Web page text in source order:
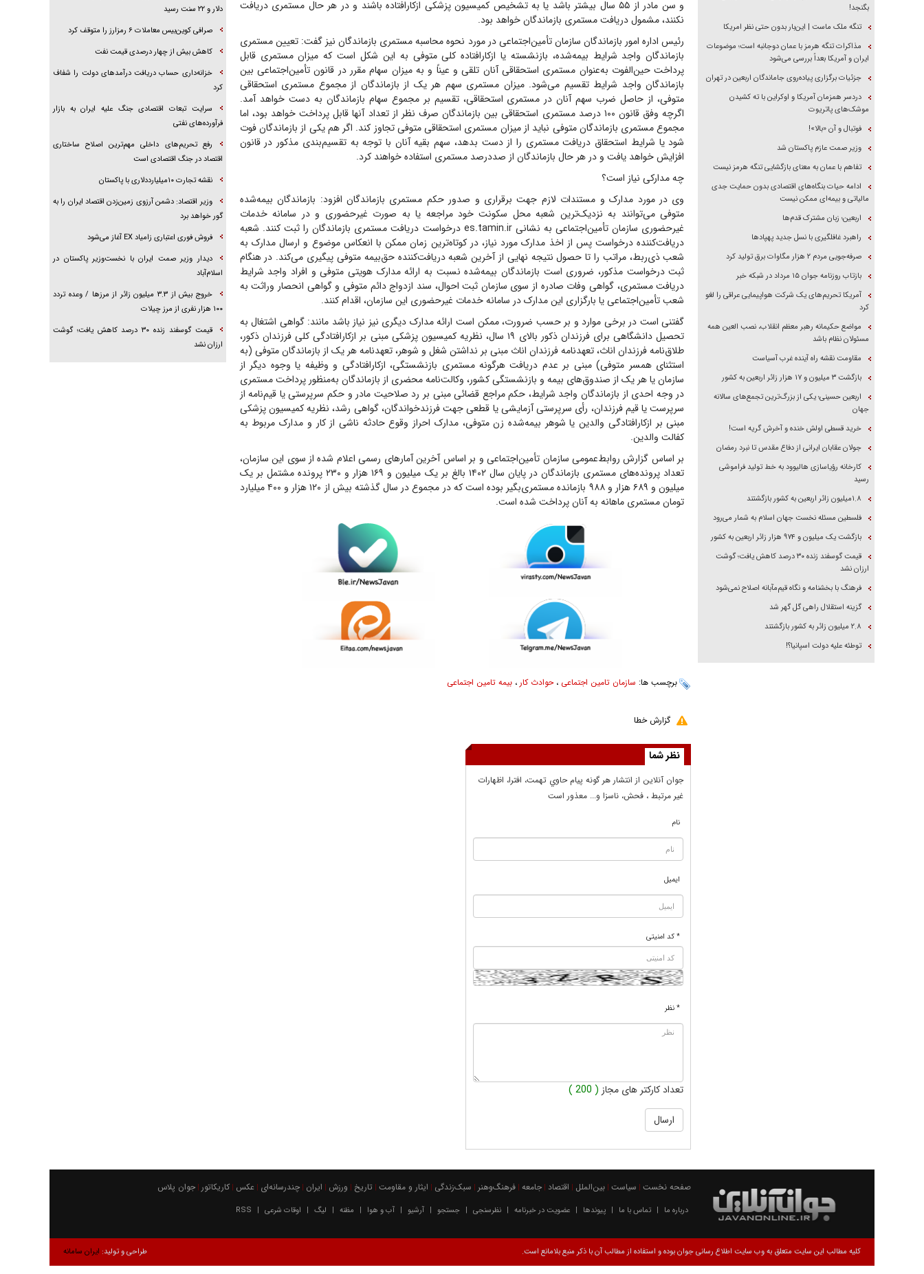
و سن مادر از ۵۵ سال بیشتر باشد یا به تشخیص کمیسیون پزشکی ازکارافتاده باشند و در هر حال مستمری دریافت
نکنند، مشمول دریافت مستمری بازماندگان خواهد بود.
رئیس اداره امور بازماندگان سازمان تأمین‌اجتماعی در مورد نحوه محاسبه مستمری بازماندگان نیز گفت: تعیین مستمری
بازماندگان واجد شرایط بیمه‌شده، بازنشسته یا ازکارافتاده کلی متوفی به این شکل است که میزان مستمری قابل
پرداخت حین‌الفوت به‌عنوان مستمری استحقاقی آنان تلقی و عیناً و به میزان سهام مقرر در قانون تأمین‌اجتماعی بین
بازماندگان واجد شرایط تقسیم می‌شود. میزان مستمری سهم هر یک از بازماندگان از مجموع مستمری استحقاقی
متوفی، از حاصل ضرب سهم آنان در مستمری استحقاقی، تقسیم بر مجموع سهام بازماندگان به دست خواهد آمد.
اگرچه وفق قانون ۱۰۰ درصد مستمری استحقاقی بین بازماندگان صرف نظر از تعداد آنها قابل پرداخت خواهد بود، اما
مجموع مستمری بازماندگان متوفی نباید از میزان مستمری استحقاقی متوفی تجاوز کند. اگر هم یکی از بازماندگان فوت
شود یا شرایط استحقاق دریافت مستمری را از دست بدهد، سهم بقیه آنان با توجه به تقسیم‌بندی مذکور در قانون
افزایش خواهد یافت و در هر حال بازماندگان از صددرصد مستمری استفاده خواهند کرد.
چه مدارکی نیاز است؟
وی در مورد مدارک و مستندات لازم جهت برقراری و صدور حکم مستمری بازماندگان افزود: بازماندگان بیمه‌شده
متوفی می‌توانند به نزدیک‌ترین شعبه محل سکونت خود مراجعه یا به صورت غیرحضوری و در سامانه خدمات
غیرحضوری سازمان تأمین‌اجتماعی به نشانی es.tamin.ir درخواست دریافت مستمری بازماندگان را ثبت کنند. شعبه
دریافت‌کننده درخواست پس از اخذ مدارک مورد نیاز، در کوتاه‌ترین زمان ممکن با انعکاس موضوع و ارسال مدارک به
شعب ذی‌ربط، مراتب را تا حصول نتیجه نهایی از آخرین شعبه دریافت‌کننده حق‌بیمه متوفی پیگیری می‌کند. در هنگام
ثبت درخواست مذکور، ضروری است بازماندگان بیمه‌شده نسبت به ارائه مدارک هویتی متوفی و افراد واجد شرایط
دریافت مستمری، گواهی وفات صادره از سوی سازمان ثبت احوال، سند ازدواج دائم متوفی و گواهی انحصار وراثت به
شعب تأمین‌اجتماعی یا بارگزاری این مدارک در سامانه خدمات غیرحضوری این سازمان، اقدام کنند.
گفتنی است در برخی موارد و بر حسب ضرورت، ممکن است ارائه مدارک دیگری نیز نیاز باشد مانند: گواهی اشتغال به
تحصیل دانشگاهی برای فرزندان ذکور بالای ۱۹ سال، نظریه کمیسیون پزشکی مبنی بر ازکارافتادگی کلی فرزندان ذکور،
طلاق‌نامه فرزندان اناث، تعهدنامه فرزندان اناث مبنی بر نداشتن شغل و شوهر، تعهدنامه هر یک از بازماندگان متوفی (به
استثنای همسر متوفی) مبنی بر عدم دریافت هرگونه مستمری بازنشستگی، ازکارافتادگی و وظیفه یا وجوه دیگر از
سازمان یا هر یک از صندوق‌های بیمه و بازنشستگی کشور، وکالت‌نامه محضری از بازماندگان به‌منظور پرداخت مستمری
در وجه احدی از بازماندگان واجد شرایط، حکم مراجع قضائی مبنی بر رد صلاحیت مادر و حکم سرپرستی یا قیم‌نامه از
سرپرست یا قیم فرزندان، رأی سرپرستی آزمایشی یا قطعی جهت فرزندخواندگان، گواهی رشد، نظریه کمیسیون پزشکی
مبنی بر ازکارافتادگی والدین یا شوهر بیمه‌شده زن متوفی، مدارک احراز وقوع حادثه ناشی از کار و مدارک مربوط به
کفالت والدین.
بر اساس گزارش روابط‌عمومی سازمان تأمین‌اجتماعی و بر اساس آخرین آمارهای رسمی اعلام شده از سوی این سازمان،
تعداد پرونده‌های مستمری بازماندگان در پایان سال ۱۴۰۲ بالغ بر یک میلیون و ۱۶۹ هزار و ۲۳۰ پرونده مشتمل بر یک
میلیون و ۶۸۹ هزار و ۹۸۸ بازمانده مستمری‌بگیر بوده است که در مجموع در سال گذشته بیش از ۱۲۰ هزار و ۴۰۰ میلیارد
تومان مستمری ماهانه به آنان پرداخت شده است.
برچسب ها: سازمان تامین اجتماعی ،حوادث کار، بیمه تامین اجتماعی
گزارش خطا
نظر شما
جوان آنلاين از انتشار هر گونه پيام حاوي تهمت، افترا، اظهارات
غير مرتبط ، فحش، ناسزا و... معذور است
نام
ایمیل
* کد امنیتی
* نظر
تعداد کارکتر های مجاز ( 200 )
بگنجد!
تنگه ملک ماست | این‌بار بدون حتی نظر امریکا
مذاکرات تنگه هرمز با عمان دوجانبه است؛ موضوعات
ایران و آمریکا بعداً بررسی می‌شود
جزئیات برگزاری پیاده‌روی جاماندگان اربعین در تهران
دردسر همزمان آمریکا و اوکراین با ته کشیدن
موشک‌های پاتریوت
فوتبال و آن «بالا»!
وزیر صمت عازم پاکستان شد
تفاهم با عمان به معنای بازگشایی تنگه هرمز نیست
ادامه حیات بنگاه‌های اقتصادی بدون حمایت جدی
مالیاتی و بیمه‌ای ممکن نیست
اربعین؛ زبان مشترک قدم‌ها
راهبرد غافلگیری با نسل جدید پهپاد‌ها
صرفه‌جویی مردم ۲ هزار مگاوات برق تولید کرد
بازتاب روزنامه جوان ۱۵ مرداد در شبکه خبر
آمریکا تحریم‌های یک شرکت هواپیمایی عراقی را لغو
کرد
مواضع حکیمانه رهبر معظم انقلاب، نصب العین همه
مسئولان نظام باشد
مقاومت نقشه راه آینده غرب آسیاست
بازگشت ۳ میلیون و ۱۷ هزار زائر اربعین به کشور
اربعین حسینی؛ یکی از بزرگ‌ترین تجمع‌های سالانه
جهان
خرید قسطی اولش خنده و آخرش گریه است!
جولان عقابان ایرانی از دفاع مقدس تا نبرد رمضان
کارخانه رؤیاسازی هالیوود به خط تولید فراموشی
رسید
۱.۸میلیون زائر اربعین به کشور بازگشتند
فلسطین مسئله نخست جهان اسلام به شمار می‌رود
بازگشت یک میلیون و ۹۷۴ هزار زائر اربعین به کشور
قیمت گوسفند زنده ۳۰ درصد کاهش یافت؛ گوشت
ارزان نشد
فرهنگ با بخشنامه و نگاه قیم‌مآبانه اصلاح نمی‌شود
گزینه استقلال راهی گل گهر شد
۲.۸ میلیون زائر به کشور بازگشتند
توطئه علیه دولت اسپانیا؟!
دلار و ۲۲ سنت رسید
صرافی کوین‌بیس معاملات ۶ رمزارز را متوقف کرد
کاهش بیش از چهار درصدی قیمت نفت
خزانه‌داری حساب دریافت درآمد‌های دولت را شفاف
کرد
سرایت تبعات اقتصادی جنگ علیه ایران به بازار
فرآورده‌های نفتی
رفع تحریم‌های داخلی مهم‌ترین اصلاح ساختاری
اقتصاد در جنگ اقتصادی است
نقشه تجارت ۱۰میلیارددلاری با پاکستان
وزیر اقتصاد: دشمن آرزوی زمین‌زدن اقتصاد ایران را به
گور خواهد برد
فروش فوری اعتباری زامیاد EX آغاز می‌شود
دیدار وزیر صمت ایران با نخست‌وزیر پاکستان در
اسلام‌آباد
خروج بیش از ۳.۳ میلیون زائر از مرز‌ها / وعده تردد
۱۰۰ هزار نفری از مرز چیلات
قیمت گوسفند زنده ۳۰ درصد کاهش یافت؛ گوشت
ارزان نشد
صفحه نخست | سیاست | بين‌الملل | اقتصاد | جامعه | فرهنگ‌و‌هنر | سبک‌زندگی | ایثار و مقاومت | تاریخ | ورزش | ايران | چندرسانه‌ای | عکس | كاريكاتور | جوان پلاس
درباره ما | تماس با ما | پیوندها | عضویت در خبرنامه | نظرسنجی | جستجو | آرشیو | آب و هوا | مظنه | لیگ | اوقات شرعی |
RSS
کلیه مطالب این سایت متعلق به وب سایت اطلاع رسانی جوان بوده و استفاده از مطالب آن با ذکر منبع بلامانع است. طراحی و تولید: ایران سامانه